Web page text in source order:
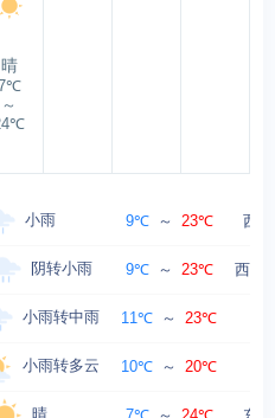
晴
～
小雨 9℃ ～ 23℃ 西
阴转小雨 9℃ ～ 23℃ 西北
小雨转中雨 11℃ ～ 23℃
小雨转多云 10℃ ～ 20℃
晴